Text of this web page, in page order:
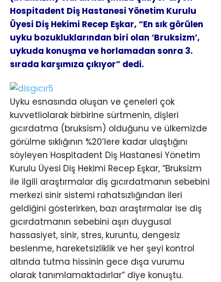
Hospitadent Diş Hastanesi Yönetim Kurulu
Üyesi Diş Hekimi Recep Eşkar, “En sık görülen
uyku bozukluklarından biri olan ‘Bruksizm’,
uykuda konuşma ve horlamadan sonra 3.
sırada karşımıza çıkıyor” dedi.
Uyku esnasında oluşan ve çeneleri çok
kuvvetliolarak birbirine sürtmenin, dişleri
gıcırdatma (bruksism) olduğunu ve ülkemizde
görülme sıklığının %20’lere kadar ulaştığını
söyleyen Hospitadent Diş Hastanesi Yönetim
Kurulu Üyesi Diş Hekimi Recep Eşkar, “Bruksizm
ile ilgili araştırmalar diş gıcırdatmanın sebebini
merkezi sinir sistemi rahatsızlığından ileri
geldiğini gösterirken, bazı araştırmalar ise diş
gıcırdatmanın sebebini aşırı duygusal
hassasiyet, sinir, stres, kuruntu, dengesiz
beslenme, hareketsizliklik ve her şeyi kontrol
altında tutma hissinin gece dışa vurumu
olarak tanımlamaktadırlar” diye konuştu.